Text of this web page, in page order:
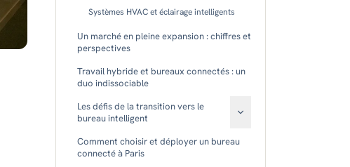
Systèmes HVAC et éclairage intelligents
Un marché en pleine expansion : chiffres et
perspectives
Travail hybride et bureaux connectés : un
duo indissociable
Les défis de la transition vers le
bureau intelligent
Cybersécurité et protection des données
Complexité d'intégration
Comment choisir et déployer un bureau
connecté à Paris